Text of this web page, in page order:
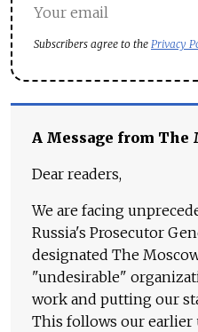
Subscribers agree to the Privacy
A Message from The
Dear readers,
We are facing
Russia's Prosecutor
designated The
"undesirable"
work and putting our
This follows our earlier